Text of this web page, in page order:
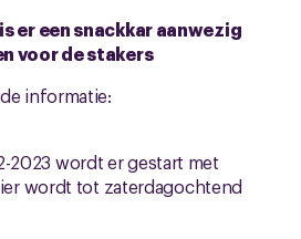
er een snackkar aanwezig
voor de stakers
informatie:
2023 wordt er gestart met
wordt tot zaterdagochtend